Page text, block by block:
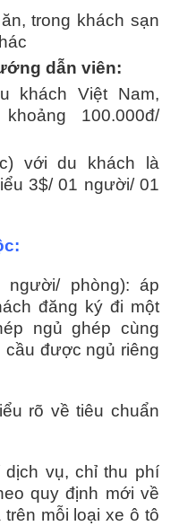
trong khách sạn
dẫn viên:
khách Việt Nam,
100.000đ/
với du khách là
3$/ 01 người/ 01
phòng): áp
đăng ký đi một
ngủ ghép cùng
được ngủ riêng
rõ về tiêu chuẩn
vụ, chỉ thu phí
quy định mới về
mỗi loại xe ô tô